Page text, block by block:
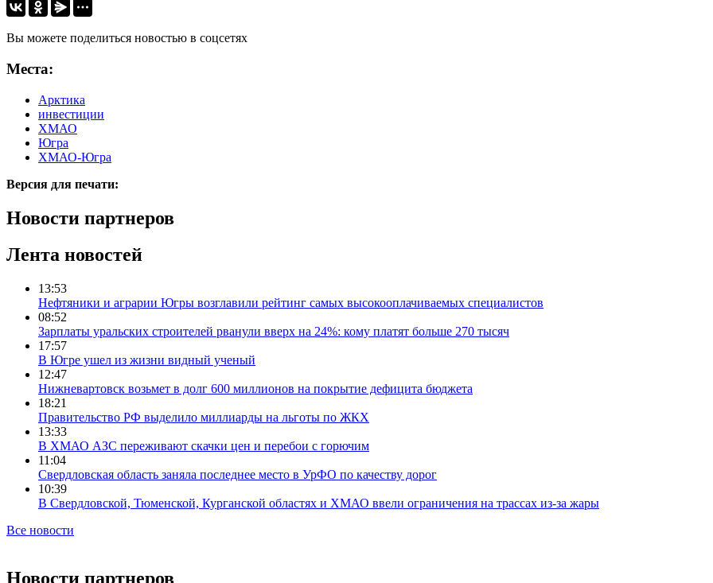
Вы можете поделиться новостью в соцсетях
Места:
Арктика
инвестиции
ХМАО
Югра
ХМАО-Югра
Версия для печати:
Новости партнеров
Лента новостей
13:53
Нефтяники и аграрии Югры возглавили рейтинг самых высокооплачиваемых специалистов
08:52
Зарплаты уральских строителей рванули вверх на 24%: кому платят больше 270 тысяч
17:57
В Югре ушел из жизни видный ученый
12:47
Нижневартовск возьмет в долг 600 миллионов на покрытие дефицита бюджета
18:21
Правительство РФ выделило миллиарды на льготы по ЖКХ
13:33
В ХМАО АЗС переживают скачки цен и перебои с горючим
11:04
Свердловская область заняла последнее место в УрФО по качеству дорог
10:39
В Свердловской, Тюменской, Курганской областях и ХМАО ввели ограничения на трассах из-за жары
Все новости
Новости партнеров